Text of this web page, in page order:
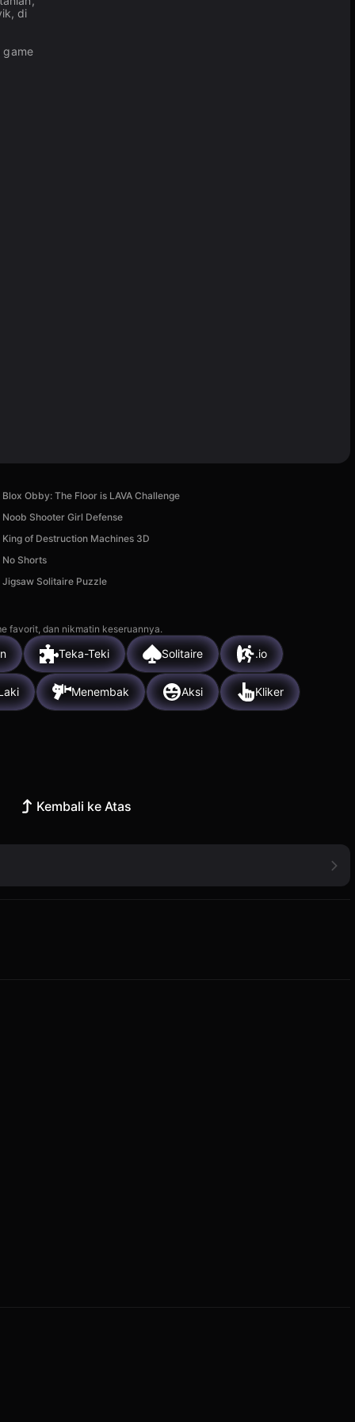
di
game
Blox Obby: The Floor is LAVA Challenge
Noob Shooter Girl Defense
King of Destruction Machines 3D
No Shorts
Jigsaw Solitaire Puzzle
favorit, dan nikmatin keseruannya.
Teka-Teki Solitaire .io
Menembak Aksi Kliker
Kembali ke Atas